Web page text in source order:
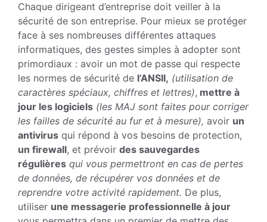
Chaque dirigeant d’entreprise doit veiller à la
sécurité de son entreprise. Pour mieux se protéger
face à ses nombreuses différentes attaques
informatiques, des gestes simples à adopter sont
primordiaux : avoir un mot de passe qui respecte
les normes de sécurité de l’ANSII, (utilisation de
caractères spéciaux, chiffres et lettres), mettre à
jour les logiciels (les MAJ sont faites pour corriger
les failles de sécurité au fur et à mesure), avoir un
antivirus qui répond à vos besoins de protection,
un firewall, et prévoir des sauvegardes
régulières qui vous permettront en cas de pertes
de données, de récupérer vos données et de
reprendre votre activité rapidement. De plus,
utiliser une messagerie professionnelle à jour